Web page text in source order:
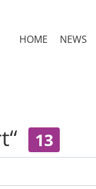
HOME NEWS
13